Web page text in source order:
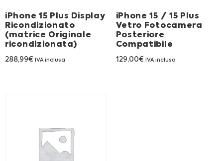
FRANCHISING
iPhone 15 Plus Display
Ricondizionato
(matrice Originale
ricondizionata)
288,99€ IVA inclusa
iPhone 15 / 15 Plus
Vetro Fotocamera
Posteriore
Compatibile
129,00€ IVA inclusa